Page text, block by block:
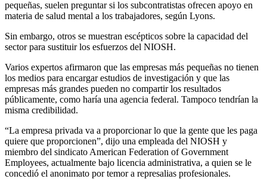
pequeñas, suelen preguntar si los subcontratistas ofrecen apoyo en
materia de salud mental a los trabajadores, según Lyons.
Sin embargo, otros se muestran escépticos sobre la capacidad del
sector para sustituir los esfuerzos del NIOSH.
Varios expertos afirmaron que las empresas más pequeñas no tienen
los medios para encargar estudios de investigación y que las
empresas más grandes pueden no compartir los resultados
públicamente, como haría una agencia federal. Tampoco tendrían la
misma credibilidad.
“La empresa privada va a proporcionar lo que la gente que les paga
quiere que proporcionen”, dijo una empleada del NIOSH y
miembro del sindicato American Federation of Government
Employees, actualmente bajo licencia administrativa, a quien se le
concedió el anonimato por temor a represalias profesionales.